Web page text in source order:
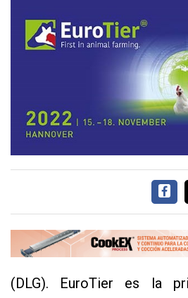
CATÁLOGO DE CORTES
DIRECTORIO
CALENDARIO
(DLG). EuroTier es la